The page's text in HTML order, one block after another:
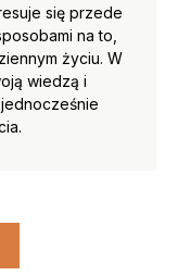
się przede
na to,
życiu. W
wiedzą i